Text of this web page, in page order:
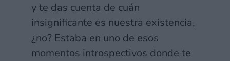
y te das cuenta de cuán
insignificante es nuestra existencia,
¿no? Estaba en uno de esos
momentos introspectivos donde te